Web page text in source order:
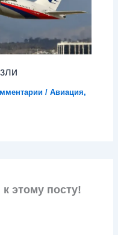
/Авиация,
этому посту!